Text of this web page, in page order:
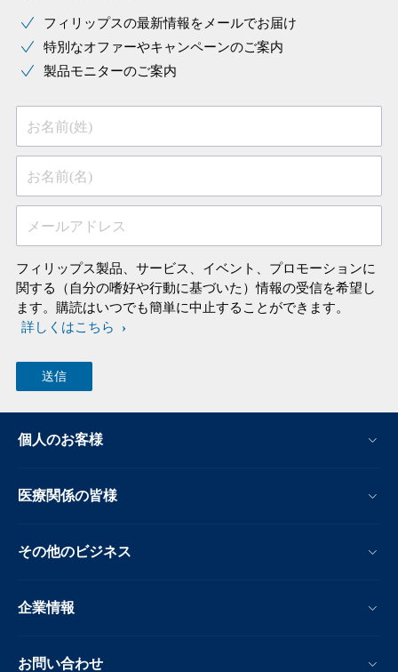
フィリップスの最新情報をメールでお届け
特別なオファーやキャンペーンのご案内
製品モニターのご案内
お名前(姓)
お名前(名)
メールアドレス
フィリップス製品、サービス、イベント、プロモーションに
関する（自分の嗜好や行動に基づいた）情報の受信を希望し
ます。購読はいつでも簡単に中止することができます。
詳しくはこちら
個人のお客様
医療関係の皆様
その他のビジネス
企業情報
お問い合わせ